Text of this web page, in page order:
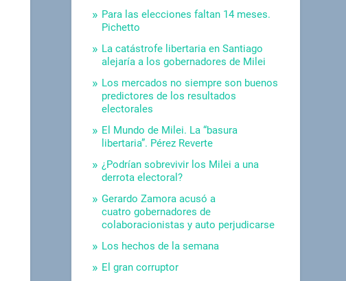
Para las elecciones faltan 14 meses.
Pichetto
La catástrofe libertaria en Santiago
alejaría a los gobernadores de Milei
Los mercados no siempre son buenos
predictores de los resultados
electorales
El Mundo de Milei. La “basura
libertaria”. Pérez Reverte
¿Podrían sobrevivir los Milei a una
derrota electoral?
Gerardo Zamora acusó a
cuatro gobernadores de
colaboracionistas y auto perjudicarse
Los hechos de la semana
El gran corruptor